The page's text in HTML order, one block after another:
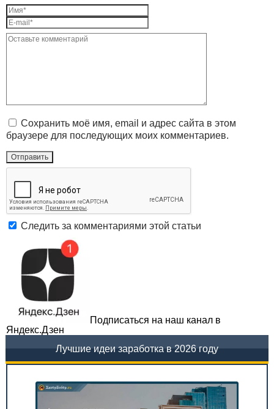
Сохранить моё имя, email и адрес сайта в этом
браузере для последующих моих комментариев.
Следить за комментариями этой статьи
Подписаться на наш канал в
Яндекс.Дзен
Лучшие идеи заработка в 2026 году